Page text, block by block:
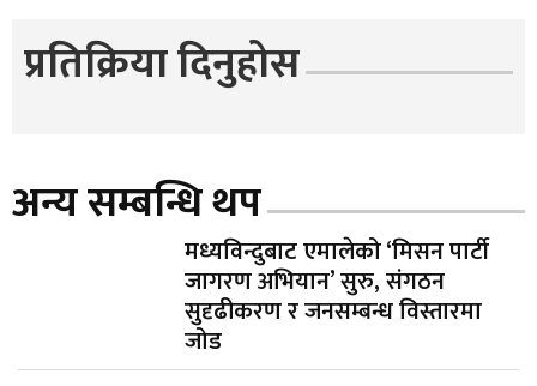
प्रतिक्रिया दिनुहोस
अन्य सम्बन्धि थप
मध्यविन्दुबाट एमालेको ‘मिसन पार्टी
जागरण अभियान’ सुरु, संगठन
सुदृढीकरण र जनसम्बन्ध विस्तारमा
जोड